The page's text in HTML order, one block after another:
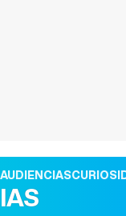
AUDIENCIAS